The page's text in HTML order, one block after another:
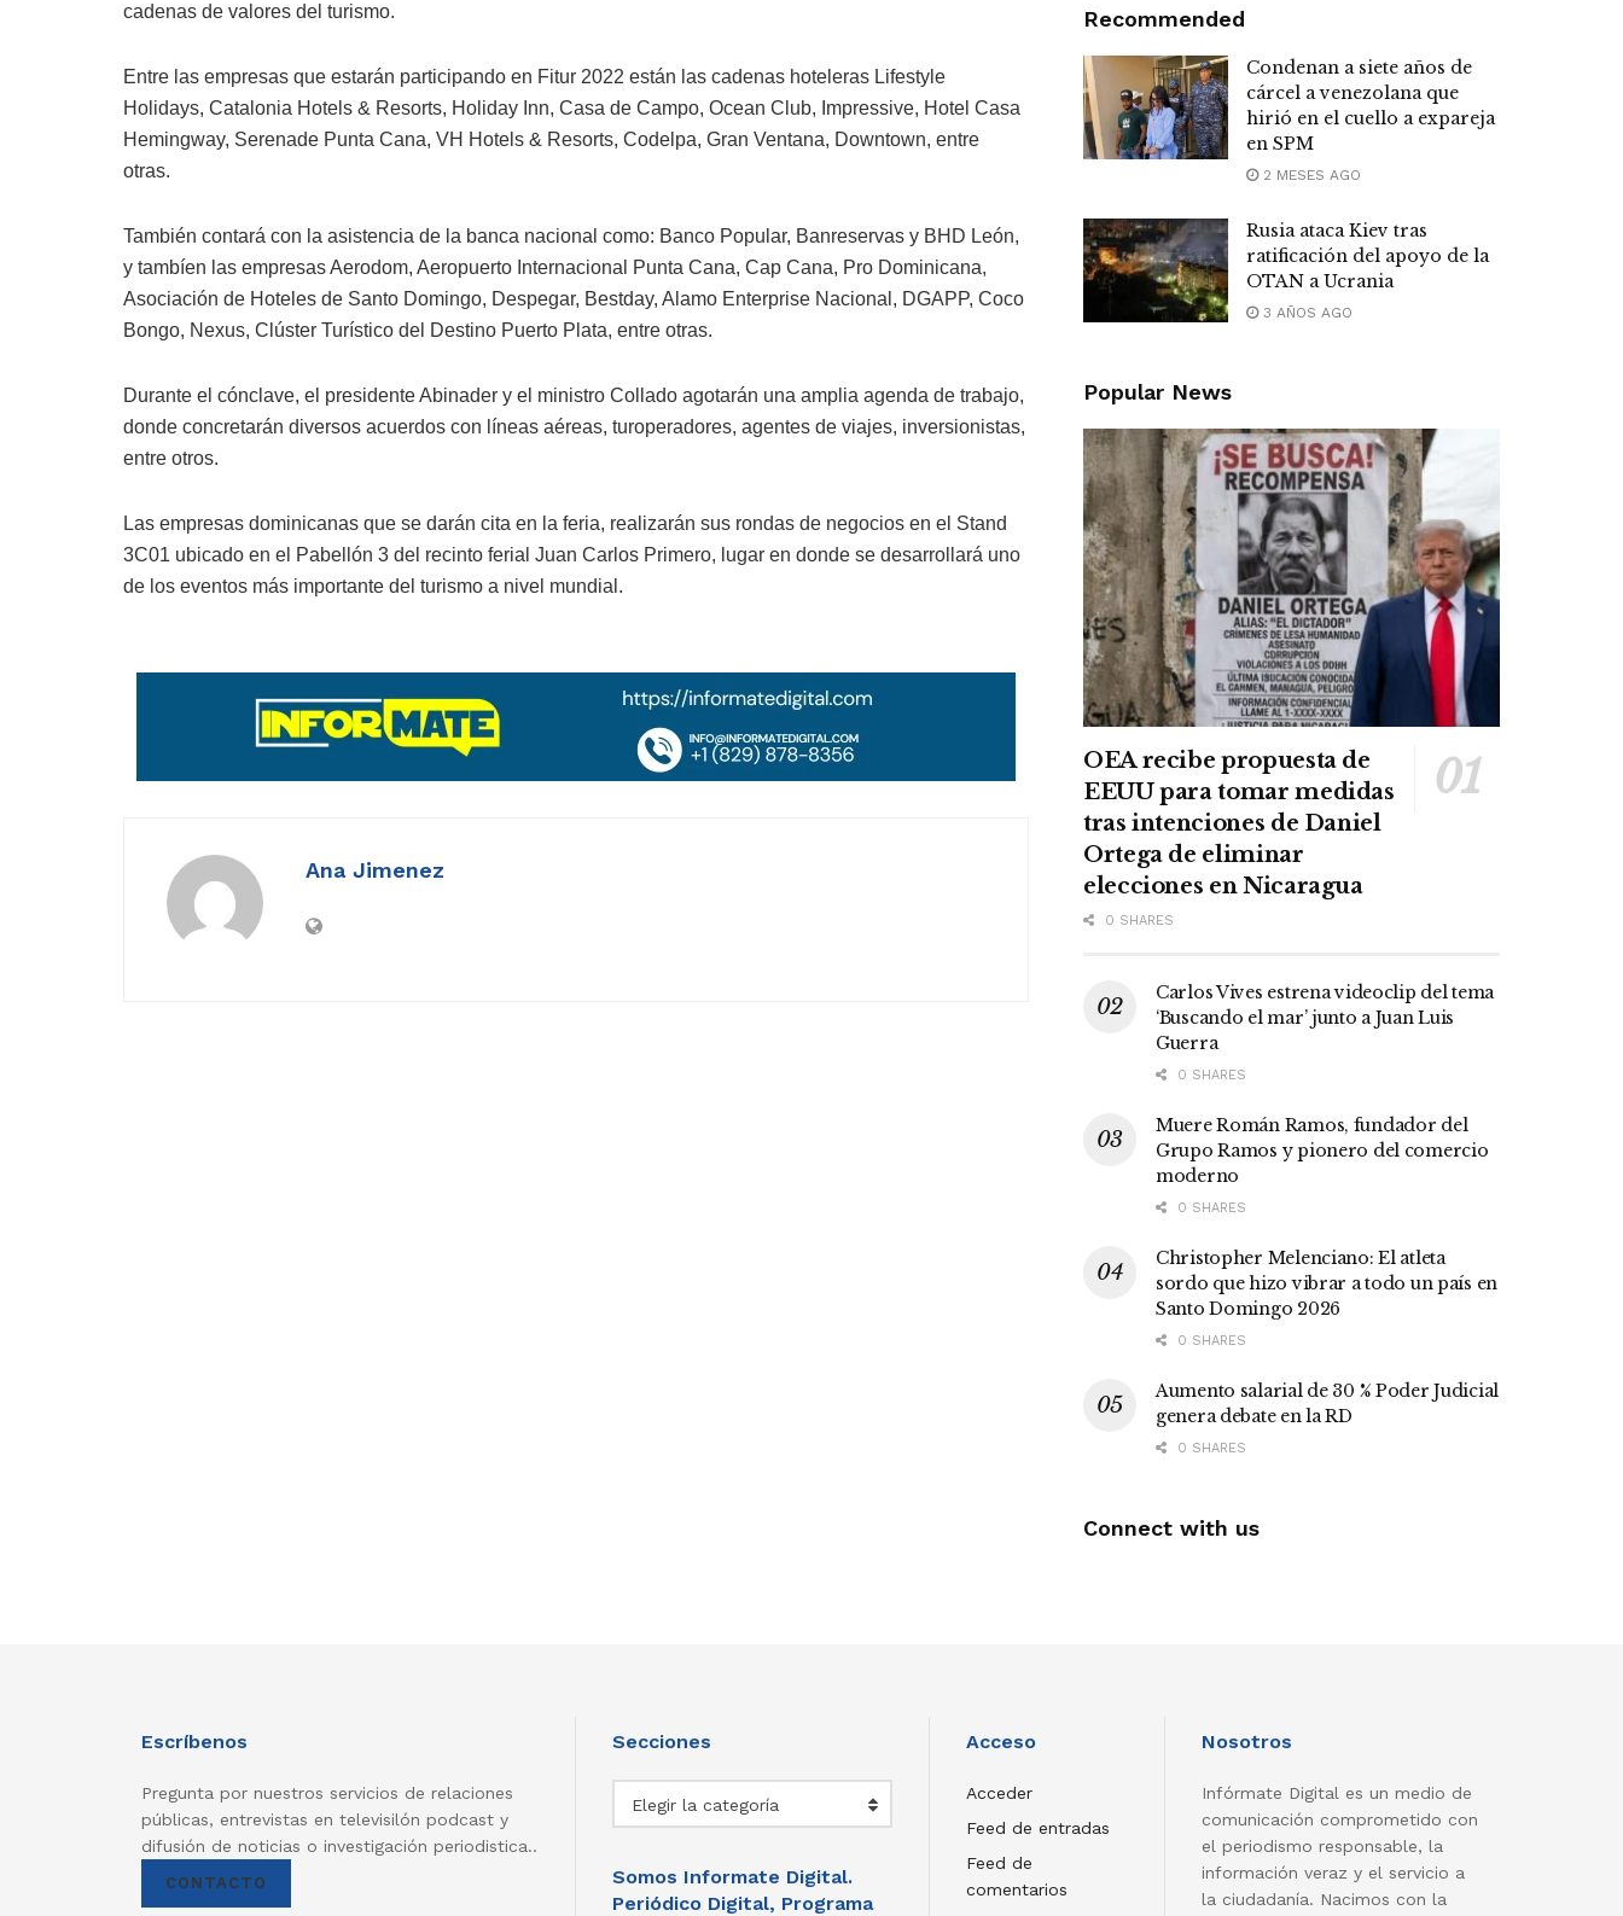
cadenas de valores del turismo.
Entre las empresas que estarán participando en Fitur 2022 están las cadenas hoteleras Lifestyle
Holidays, Catalonia Hotels & Resorts, Holiday Inn, Casa de Campo, Ocean Club, Impressive, Hotel Casa
Hemingway, Serenade Punta Cana, VH Hotels & Resorts, Codelpa, Gran Ventana, Downtown, entre
otras.
También contará con la asistencia de la banca nacional como: Banco Popular, Banreservas y BHD León,
y tambíen las empresas Aerodom, Aeropuerto Internacional Punta Cana, Cap Cana, Pro Dominicana,
Asociación de Hoteles de Santo Domingo, Despegar, Bestday, Alamo Enterprise Nacional, DGAPP, Coco
Bongo, Nexus, Clúster Turístico del Destino Puerto Plata, entre otras.
Durante el cónclave, el presidente Abinader y el ministro Collado agotarán una amplia agenda de trabajo,
donde concretarán diversos acuerdos con líneas aéreas, turoperadores, agentes de viajes, inversionistas,
entre otros.
Las empresas dominicanas que se darán cita en la feria, realizarán sus rondas de negocios en el Stand
3C01 ubicado en el Pabellón 3 del recinto ferial Juan Carlos Primero, lugar en donde se desarrollará uno
de los eventos más importante del turismo a nivel mundial.
Ana Jimenez
Recommended
Condenan a siete años de
cárcel a venezolana que
hirió en el cuello a expareja
en SPM
2 MESES AGO
Rusia ataca Kiev tras
ratificación del apoyo de la
OTAN a Ucrania
3 AÑOS AGO
Popular News
OEA recibe propuesta de
EEUU para tomar medidas
tras intenciones de Daniel
Ortega de eliminar
elecciones en Nicaragua
0 SHARES
Carlos Vives estrena videoclip del tema
‘Buscando el mar’ junto a Juan Luis
Guerra
0 SHARES
Muere Román Ramos, fundador del
Grupo Ramos y pionero del comercio
moderno
0 SHARES
Christopher Melenciano: El atleta
sordo que hizo vibrar a todo un país en
Santo Domingo 2026
0 SHARES
Aumento salarial de 30 % Poder Judicial
genera debate en la RD
0 SHARES
Connect with us
Escríbenos
Pregunta por nuestros servicios de relaciones
públicas, entrevistas en televisilón podcast y
difusión de noticias o investigación periodistica..
CONTACTO
Secciones
Elegir la categoría
Somos Informate Digital.
Periódico Digital, Programa
Acceso
Acceder
Feed de entradas
Feed de
comentarios
Nosotros
Infórmate Digital es un medio de
comunicación comprometido con
el periodismo responsable, la
información veraz y el servicio a
la ciudadanía. Nacimos con la